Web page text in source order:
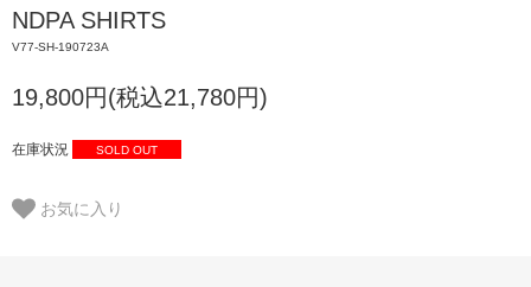
NDPA SHIRTS
V77-SH-190723A
19,800円(税込21,780円)
在庫状況 SOLD OUT
お気に入り